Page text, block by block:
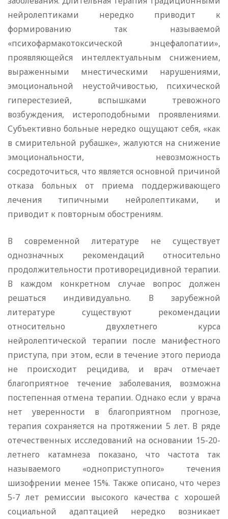
нейролептиками нередко приводит к
формированию так называемой
«психофармакотоксической энцефалопатии»,
проявляющейся интеллектуальным снижением,
выраженными мнестическими нарушениями,
эмоциональной неустойчивостью, психической
гиперестезией, вспышками тревожного
возбуждения, истероподобными проявлениями.
Субъективно больные нередко ощущают себя, «как
в смирительной рубашке», жалуются на снижение
эмоциональности, невозможность
сосредоточиться, что является основной причиной
отказа больных от приема поддерживающего
лечения типичными нейролептиками, и
приводит к повторным обострениям.
В современной литературе не существует
однозначных рекомендаций относительно
продолжительности противорецидивной терапии.
В каждом конкретном случае вопрос должен
решаться индивидуально. В зарубежной
литературе существуют рекомендации
относительно двухлетнего курса
нейролептической терапии после манифестного
приступа, при этом, если в течение этого периода
не происходит рецидива, и врач отмечает
благоприятное течение заболевания, возможна
постепенная отмена терапии. Однако если у врача
нет уверенности в благоприятном прогнозе,
терапия сохраняется на протяжении 5 лет. В ряде
отечественных исследований на основании 15-20-
летнего катамнеза показано, что частота так
называемого «одноприступного» течения
шизофрении менее 15%. Также описано, что через
5-7 лет ремиссии высокого качества с хорошей
социальной адаптацией нередко возникает